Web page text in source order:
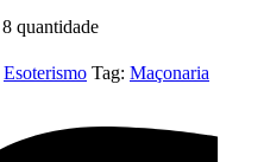
quantidade
Esoterismo Tag: Maçonaria